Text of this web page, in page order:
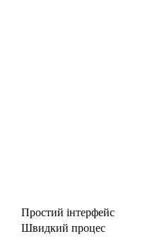
Простий інтерфейс
Швидкий процес